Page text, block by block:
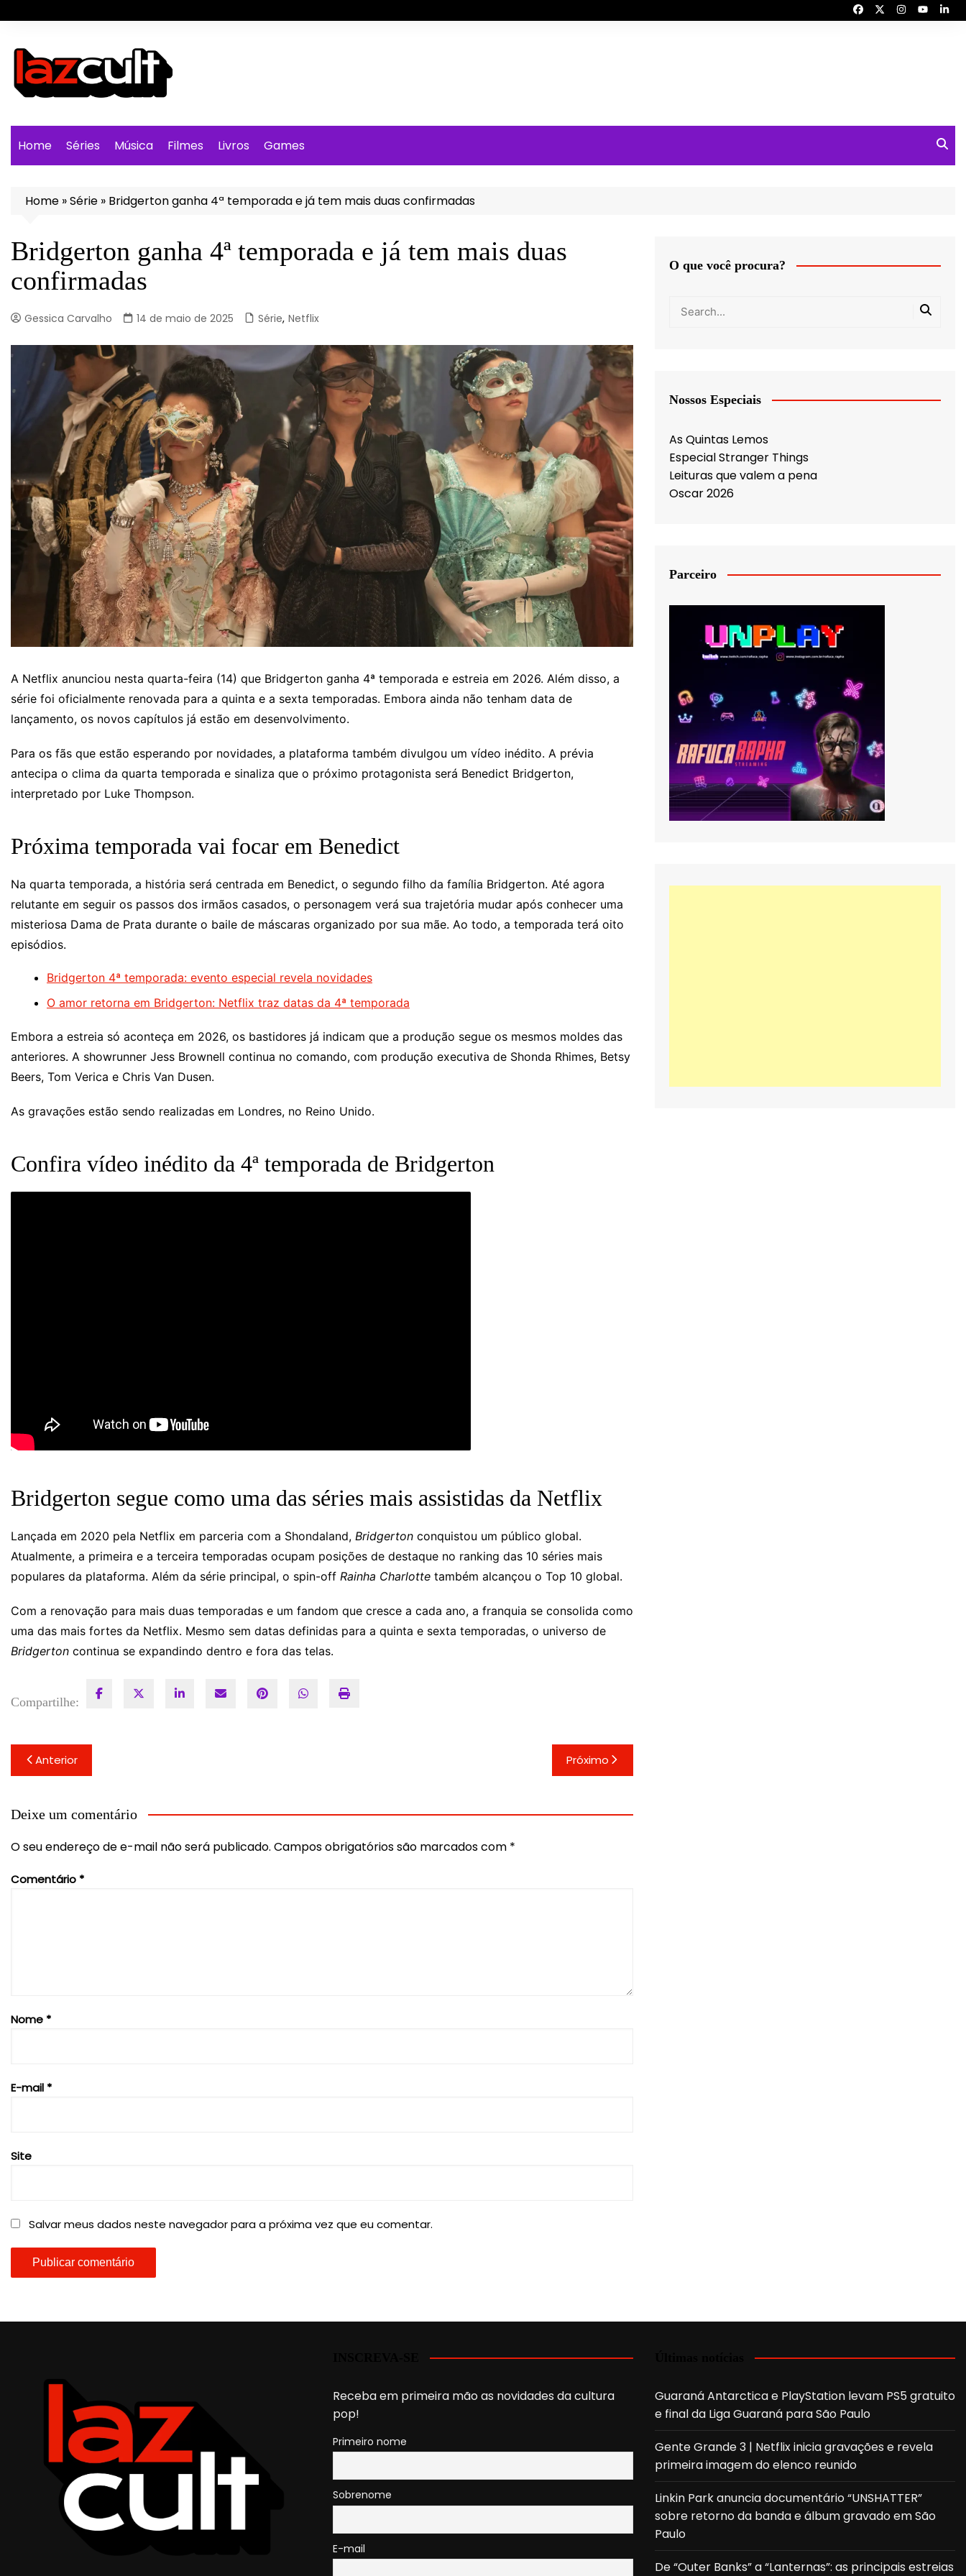
para
conteúdo
Home Séries Música Filmes Livros Games
Home »Série » Bridgerton ganha 4ª temporada e já tem mais duas confirmadas
Bridgerton ganha 4ª temporada e já tem mais duas
confirmadas
Gessica Carvalho 14 de maio de 2025 Série, Netflix
A Netflix anunciou nesta quarta-feira (14) que Bridgerton ganha 4ª temporada e estreia em 2026. Além disso, a
série foi oficialmente renovada para a quinta e a sexta temporadas. Embora ainda não tenham data de
lançamento, os novos capítulos já estão em desenvolvimento.
Para os fãs que estão esperando por novidades, a plataforma também divulgou um vídeo inédito. A prévia
antecipa o clima da quarta temporada e sinaliza que o próximo protagonista será Benedict Bridgerton,
interpretado por Luke Thompson.
Próxima temporada vai focar em Benedict
Na quarta temporada, a história será centrada em Benedict, o segundo filho da família Bridgerton. Até agora
relutante em seguir os passos dos irmãos casados, o personagem verá sua trajetória mudar após conhecer uma
misteriosa Dama de Prata durante o baile de máscaras organizado por sua mãe. Ao todo, a temporada terá oito
episódios.
Bridgerton 4ª temporada: evento especial revela novidades
O amor retorna em Bridgerton: Netflix traz datas da 4ª temporada
Embora a estreia só aconteça em 2026, os bastidores já indicam que a produção segue os mesmos moldes das
anteriores. A showrunner Jess Brownell continua no comando, com produção executiva de Shonda Rhimes, Betsy
Beers, Tom Verica e Chris Van Dusen.
As gravações estão sendo realizadas em Londres, no Reino Unido.
Confira vídeo inédito da 4ª temporada de Bridgerton
Bridgerton segue como uma das séries mais assistidas da Netflix
Lançada em 2020 pela Netflix em parceria com a Shondaland, Bridgerton conquistou um público global.
Atualmente, a primeira e a terceira temporadas ocupam posições de destaque no ranking das 10 séries mais
populares da plataforma. Além da série principal, o spin-off Rainha Charlotte também alcançou o Top 10 global.
Com a renovação para mais duas temporadas e um fandom que cresce a cada ano, a franquia se consolida como
uma das mais fortes da Netflix. Mesmo sem datas definidas para a quinta e sexta temporadas, o universo de
Bridgerton continua se expandindo dentro e fora das telas.
Compartilhe:
Navegação
de
Post
Anterior Próximo
Deixe um comentário
O seu endereço de e-mail não será publicado. Campos obrigatórios são marcados com *
Comentário *
Nome *
E-mail *
Site
Salvar meus dados neste navegador para a próxima vez que eu comentar.
O que você procura?
Nossos Especiais
As Quintas Lemos
Especial Stranger Things
Leituras que valem a pena
Oscar 2026
Parceiro
Receba em primeira mão as novidades da cultura
pop!
Primeiro nome
Sobrenome
E-mail
Guaraná Antarctica e PlayStation levam PS5 gratuito
e final da Liga Guaraná para São Paulo
Gente Grande 3 | Netflix inicia gravações e revela
primeira imagem do elenco reunido
Linkin Park anuncia documentário “UNSHATTER”
sobre retorno da banda e álbum gravado em São
Paulo
De “Outer Banks” a “Lanternas”: as principais estreias